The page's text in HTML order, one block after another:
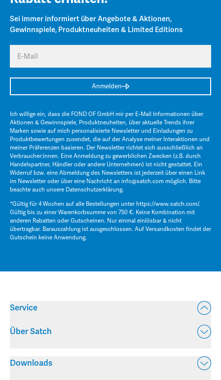
Sei immer informiert über Angebote & Aktionen,
Gewinnspiele, Produktneuheiten & Limited Editions
E-Mail
Anmelden
Ich willige ein, dass die FOND OF GmbH mir per E-Mail Informationen über
Aktionen & Gewinnspiele, Produktneuheiten, über aktuelle Trends ihrer
Marken sowie auf mich personalisierte Newsletter und Einladungen zu
Produktbewertungen zusendet, die auf der Analyse meiner Interaktionen und
meiner Präferenzen basieren. Der Newsletter richtet sich ausschließlich an
Verbraucher:innen. Eine Anmeldung zu gewerblichen Zwecken (z.B. durch
Handelspartner, Händler oder andere Unternehmen) ist nicht gestattet. Ein
Widerruf bzw. eine Abmeldung des Newsletters ist jederzeit über einen Link
im Newsletter oder über eine Nachricht an info@satch.com möglich. Bitte
beachte auch unsere Datenschutzerklärung.
*Gültig für 4 Wochen auf alle Bestellungen unter https://www.satch.com/.
Gültig bis zu einer Warenkorbsumme von 750 €. Keine Kombination mit
anderen Rabatten oder Gutscheinen. Nur einmal einlösbar & nicht
übertragbar. Barauszahlung ist ausgeschlossen. Auf Versandkosten findet der
Gutschein keine Anwendung.
Service
Über Satch
Downloads